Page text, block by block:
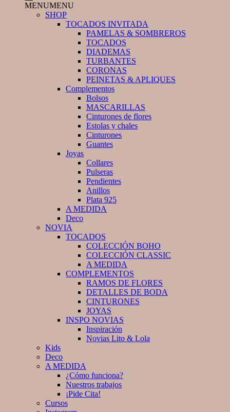
MENUMENU
SHOP
TOCADOS INVITADA
PAMELAS & SOMBREROS
TOCADOS
DIADEMAS
TURBANTES
CORONAS
PEINETAS & APLIQUES
Complementos
Bolsos
MASCARILLAS
Cinturones de flores
Estolas y chales
Cinturones
Guantes
Joyas
Collares
Pulseras
Pendientes
Anillos
Plata 925
A MEDIDA
Deco
NOVIA
TOCADOS
COLECCIÓN BOHO
COLECCIÓN CLASSIC
A MEDIDA
COMPLEMENTOS
RAMOS DE FLORES
DETALLES DE BODA
CINTURONES
JOYAS
INSPO NOVIAS
Inspiración
Novias Lito & Lola
Kids
Deco
A MEDIDA
¿Cómo funciona?
Nuestros trabajos
¡Pide Cita!
Cursos